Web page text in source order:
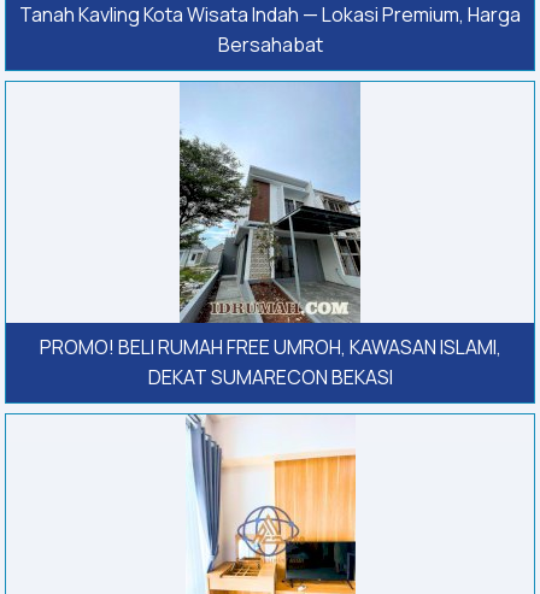
Tanah Kavling Kota Wisata Indah — Lokasi Premium, Harga
Bersahabat
PROMO! BELI RUMAH FREE UMROH, KAWASAN ISLAMI,
DEKAT SUMARECON BEKASI